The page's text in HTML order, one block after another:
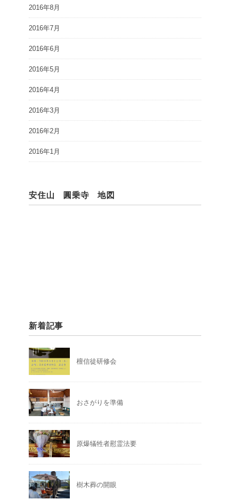
2016年8月
2016年7月
2016年6月
2016年5月
2016年4月
2016年3月
2016年2月
2016年1月
安住山 圓乗寺 地図
新着記事
檀信徒研修会
おさがりを準備
原爆犠牲者慰霊法要
樹木葬の開眼